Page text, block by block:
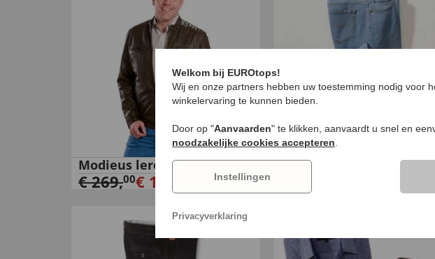
Modieus leren jack
€269,00€ 119
Jeansblauw
Welkom bij EUROtops!
Wij en onze partners hebben uw toestemming nodig voor
winkelervaring te kunnen bieden.
Door op "Aanvaarden" te klikken, aanvaardt u snel en
noodzakelijke cookies accepteren
Instellingen
Privacyverklaring